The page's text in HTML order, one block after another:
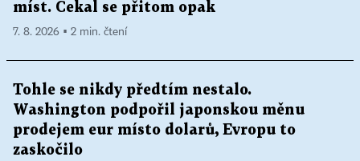
míst. Čekal se přitom opak
7. 8. 2026 ▪ 2 min. čtení
Tohle se nikdy předtím nestalo.
Washington podpořil japonskou měnu
prodejem eur místo dolarů, Evropu to
zaskočilo